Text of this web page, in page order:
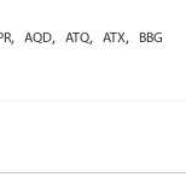
, AQD, ATQ, ATX, BBG